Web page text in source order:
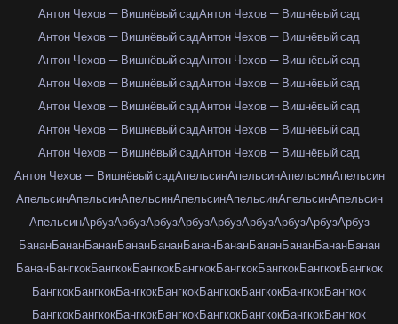
Антон Чехов — Вишнёвый садАнтон Чехов — Вишнёвый сад
Антон Чехов — Вишнёвый садАнтон Чехов — Вишнёвый сад
Антон Чехов — Вишнёвый садАнтон Чехов — Вишнёвый сад
Антон Чехов — Вишнёвый садАнтон Чехов — Вишнёвый сад
Антон Чехов — Вишнёвый садАнтон Чехов — Вишнёвый сад
Антон Чехов — Вишнёвый садАнтон Чехов — Вишнёвый сад
Антон Чехов — Вишнёвый садАнтон Чехов — Вишнёвый сад
Антон Чехов — Вишнёвый садАпельсинАпельсинАпельсинАпельсин
АпельсинАпельсинАпельсинАпельсинАпельсинАпельсинАпельсин
АпельсинАрбузАрбузАрбузАрбузАрбузАрбузАрбузАрбузАрбуз
БананБананБананБананБананБананБананБананБананБананБанан
БананБангкокБангкокБангкокБангкокБангкокБангкокБангкокБангкок
БангкокБангкокБангкокБангкокБангкокБангкокБангкокБангкок
БангкокБангкокБангкокБангкокБангкокБангкокБангкокБангкок